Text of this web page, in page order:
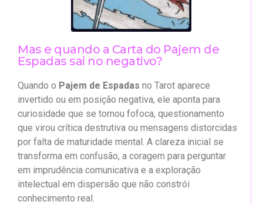
Mas e quando a Carta do Pajem de
Espadas sai no negativo?
Quando o Pajem de Espadas no Tarot aparece
invertido ou em posição negativa, ele aponta para
curiosidade que se tornou fofoca, questionamento
que virou crítica destrutiva ou mensagens distorcidas
por falta de maturidade mental. A clareza inicial se
transforma em confusão, a coragem para perguntar
em imprudência comunicativa e a exploração
intelectual em dispersão que não constrói
conhecimento real.